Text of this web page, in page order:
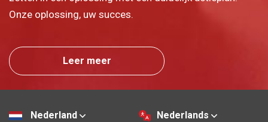
Onze oplossing, uw succes.
Leer meer
Nederland Nederlands